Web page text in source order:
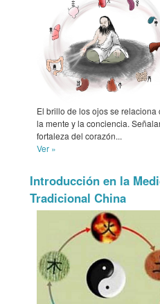
El brillo de los ojos se relaciona
la mente y la conciencia.
fortaleza del corazón...
Ver »
Introducción en la
Tradicional China